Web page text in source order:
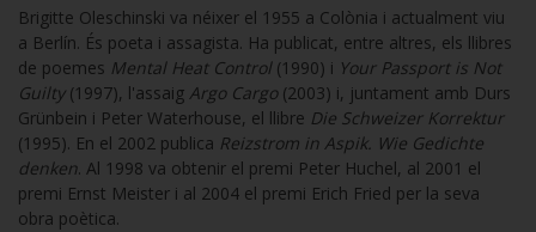
Brigitte Oleschinski va néixer el 1955 a Colònia i actualment viu
a Berlín. És poeta i assagista. Ha publicat, entre altres, els llibres
de poemes Mental Heat Control(1990) i Your Passport is Not
Guilty(1997), l'assaig Argo Cargo(2003) i, juntament amb Durs
Grünbein i Peter Waterhouse, el llibre Die Schweizer Korrektur
(1995). En el 2002 publica Reizstrom in Aspik. Wie Gedichte
denken. Al 1998 va obtenir el premi Peter Huchel, al 2001 el
premi Ernst Meister i al 2004 el premi Erich Fried per la seva
obra poètica.